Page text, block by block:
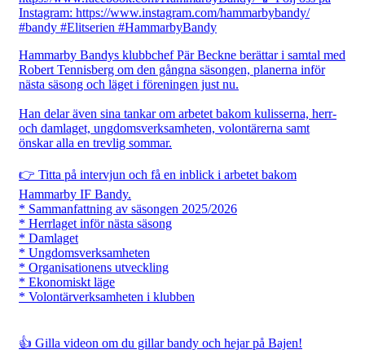
Hammarby Bandys klubbchef Pär Beckne berättar i samtal med
Robert Tennisberg om den gångna säsongen, planerna inför
nästa säsong och läget i föreningen just nu.
Han delar även sina tankar om arbetet bakom kulisserna, herr-
och damlaget, ungdomsverksamheten, volontärerna samt
önskar alla en trevlig sommar.
👉 Titta på intervjun och få en inblick i arbetet bakom
Hammarby IF Bandy.
* Sammanfattning av säsongen 2025/2026
* Herrlaget inför nästa säsong
* Damlaget
* Ungdomsverksamheten
* Organisationens utveckling
* Ekonomiskt läge
* Volontärverksamheten i klubben
👍 Gilla videon om du gillar bandy och hejar på Bajen!